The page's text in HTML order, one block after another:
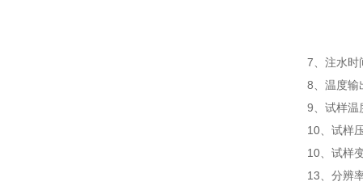
7、注水时
8、温度输
9、试样温
10、试样
10、试样
13、 分辨